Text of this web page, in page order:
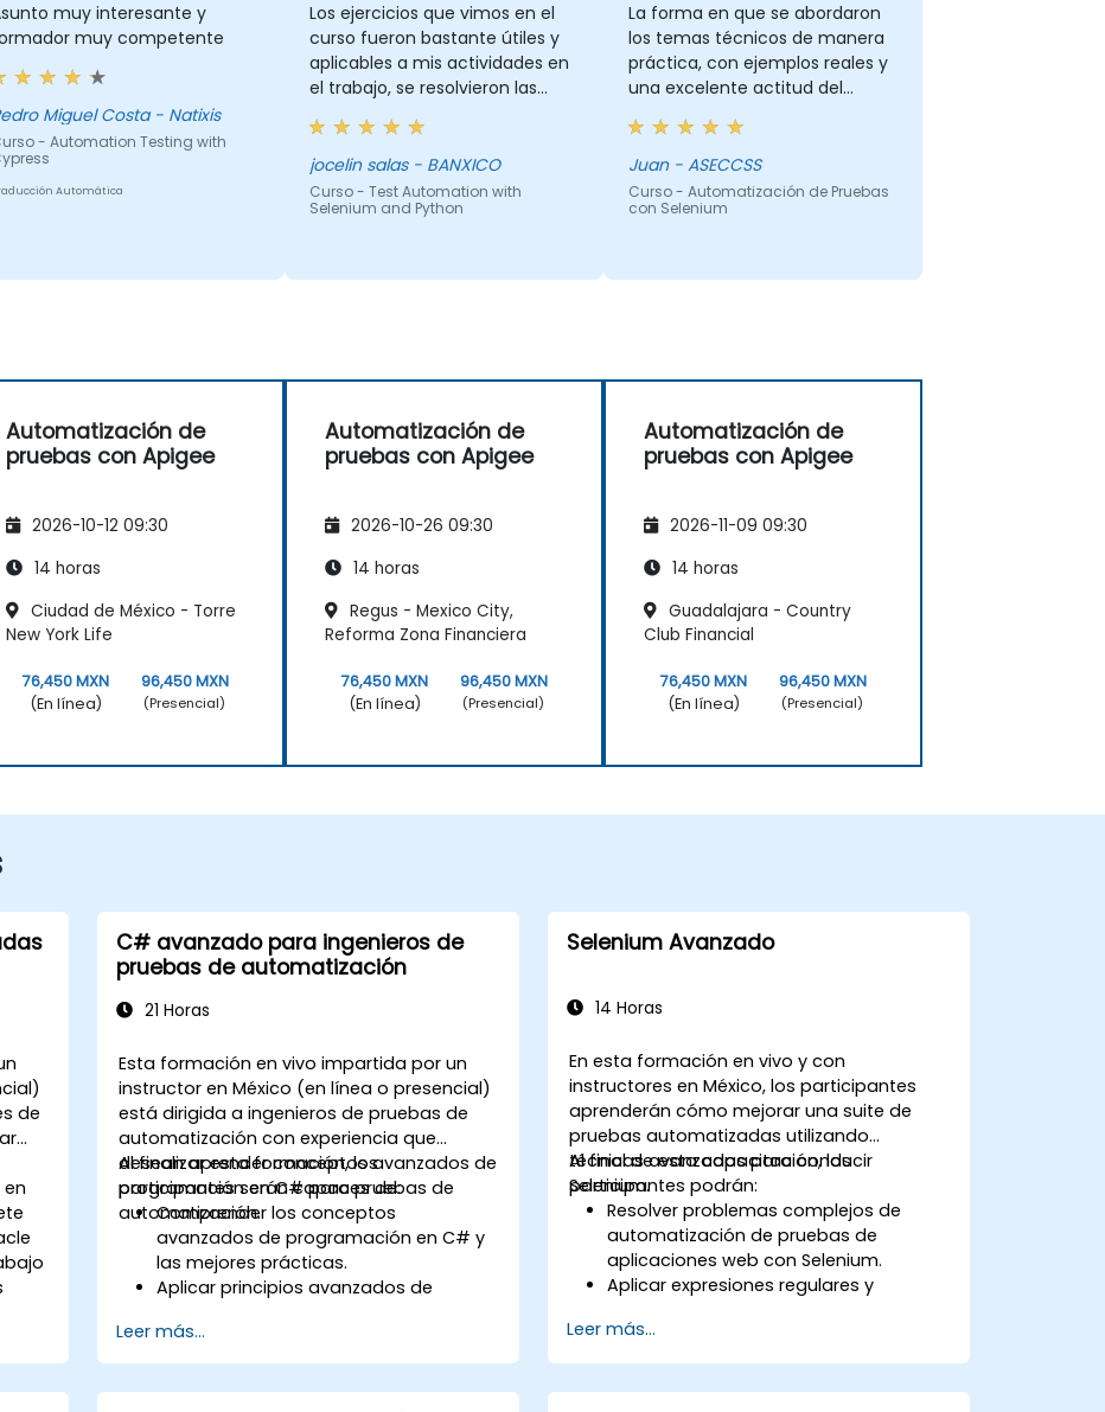
muy interesante y
muy competente
Miguel Costa - Natixis
- Automation Testing with
Automática
Los ejercicios que vimos en el
curso fueron bastante útiles y
aplicables a mis actividades en
el trabajo, se resolvieron las
dudas y los ejemplos
compartidos son bastante
útiles.
jocelin salas - BANXICO
Curso - Test Automation with
Selenium and Python
La forma en que se abordaron
los temas técnicos de manera
práctica, con ejemplos reales y
una excelente actitud del
instructor.
Juan - ASECCSS
Curso - Automatización de Pruebas
con Selenium
Automatización de
pruebas con Apigee
2026-10-12 09:30
14 horas
Ciudad de México - Torre
New York Life
76,450 MXN
(En línea)
96,450 MXN
(Presencial)
Automatización de
pruebas con Apigee
2026-10-26 09:30
14 horas
Regus - Mexico City,
Reforma Zona Financiera
76,450 MXN
(En línea)
96,450 MXN
(Presencial)
Automatización de
pruebas con Apigee
2026-11-09 09:30
14 horas
Guadalajara - Country
Club Financial
76,450 MXN
(En línea)
96,450 MXN
(Presencial)
de
C# avanzado para ingenieros de
pruebas de automatización
21 Horas
Esta formación en vivo impartida por un
instructor en México (en línea o presencial)
está dirigida a ingenieros de pruebas de
automatización con experiencia que
desean aprender conceptos avanzados de
programación en C# para pruebas de
automatización.
Al finalizar esta formación, los
participantes serán capaces de:
Comprender los conceptos
avanzados de programación en C# y
las mejores prácticas.
Aplicar principios avanzados de
para crear soluciones de
automatización eficientes y flexibles.
Diseñar y desarrollar marcos de
Leer más...
Selenium Avanzado
14 Horas
En esta formación en vivo y con
instructores en México, los participantes
aprenderán cómo mejorar una suite de
pruebas automatizadas utilizando
técnicas avanzadas para conducir
Selenium.
Al final de esta capacitación, los
participantes podrán:
Resolver problemas complejos de
automatización de pruebas de
aplicaciones web con Selenium.
Aplicar expresiones regulares y
patrones.
Gestionar excepciones que detienen la
Leer más...